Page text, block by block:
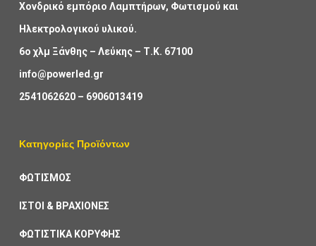
Χονδρικό εμπόριο Λαμπτήρων, Φωτισμού και
Ηλεκτρολογικού υλικού.
6ο χλμ Ξάνθης – Λεύκης – Τ.Κ. 67100
info@powerled.gr
2541062620– 6906013419
Κατηγορίες Προϊόντων
ΦΩΤΙΣΜΟΣ
ΙΣΤΟΙ & ΒΡΑΧΙΟΝΕΣ
ΦΩΤΙΣΤΙΚΑ ΚΟΡΥΦΗΣ